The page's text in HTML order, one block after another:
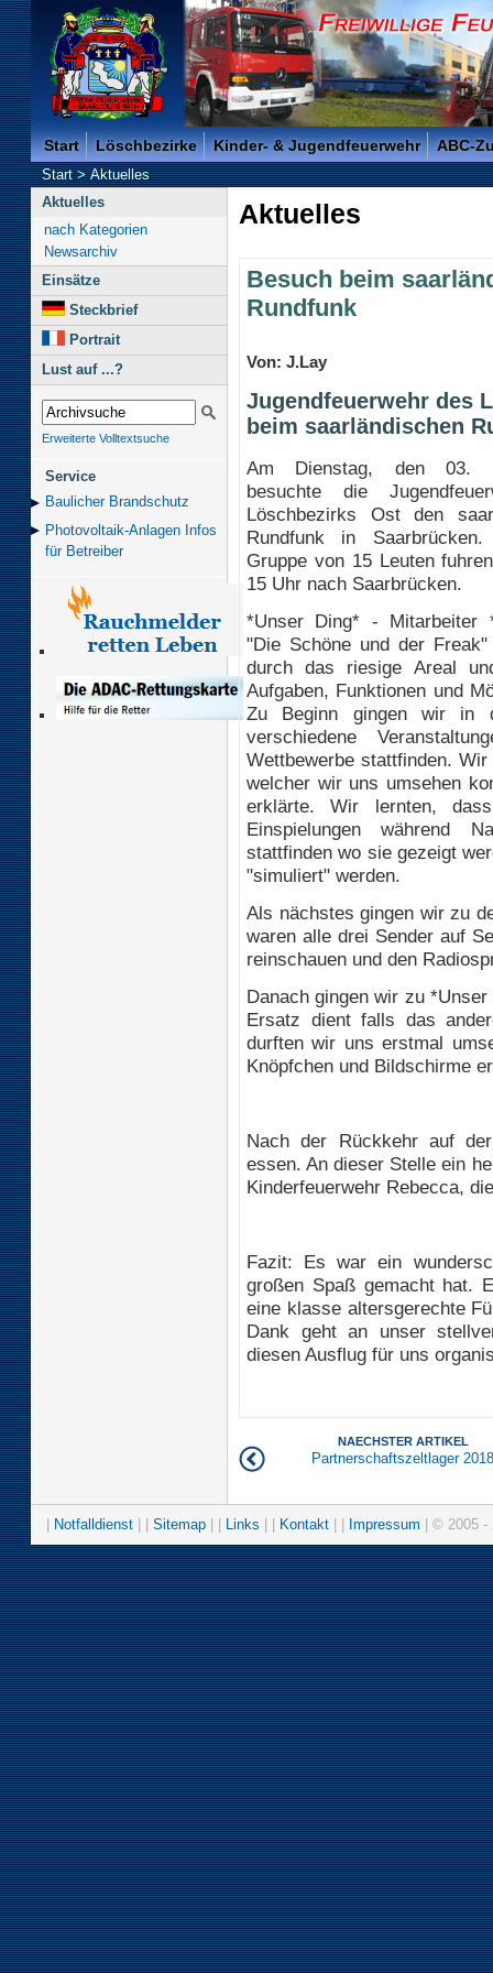
Freiwillige Feuerwehr der Kreisstadt Saarlouis -
Start Löschbezirke Kinder- & Jugendfeuerwehr ABC-
Start>Aktuelles
Aktuelles
nach Kategorien
Newsarchiv
Einsätze
Steckbrief
Portrait
Lust auf ...?
Erweiterte Volltextsuche
Service
Baulicher Brand­schutz
Photovoltaik-Anlagen Infos
für Betreiber
Aktuelles
Besuch beim
Rundfunk
Von: J.Lay
Jugendfeuerwehr des
beim saarländischen
Am Dienstag, den 03.
besuchte die
Löschbezirks Ost den
Rundfunk in
Gruppe von 15 Leuten
15 Uhr nach Saarbrücken.
*Unser Ding* - Mitarbeiter
"Die Schöne und der
durch das riesige Areal
Aufgaben, Funktionen und
Zu Beginn gingen wir in
verschiedene
Wettbewerbe stattfinden.
welcher wir uns umsehen
erklärte. Wir lernten,
Einspielungen während
stattfinden wo sie gezeigt
"simuliert" werden.
Als nächstes gingen wir zu
waren alle drei Sender auf
reinschauen und den
Danach gingen wir zu
Ersatz dient falls das
durften wir uns erstmal
Knöpfchen und Bildschirme
Nach der Rückkehr auf
essen. An dieser Stelle ein
Kinderfeuerwehr Rebecca,
Fazit: Es war ein
großen Spaß gemacht hat.
eine klasse altersgerechte
Dank geht an unser
diesen Ausflug für uns
NAECHSTER ARTIKEL
Partnerschaftszeltlager
Notfalldienst Sitemap Links Kontakt Impressum | © 2005 -